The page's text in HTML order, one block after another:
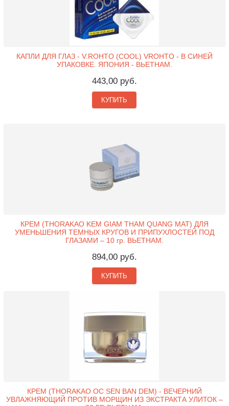
КАПЛИ ДЛЯ ГЛАЗ - V.ROHTO (COOL) VROHTO - В СИНЕЙ
УПАКОВКЕ. ЯПОНИЯ - ВЬЕТНАМ.
443,00 руб.
КУПИТЬ
КРЕМ (THORAKAO KEM GIAM THAM QUANG MAT) ДЛЯ
УМЕНЬШЕНИЯ ТЕМНЫХ КРУГОВ И ПРИПУХЛОСТЕЙ ПОД
ГЛАЗАМИ – 10 гр. ВЬЕТНАМ.
894,00 руб.
КУПИТЬ
КРЕМ (THORAKAO OC SEN BAN DEM) - ВЕЧЕРНИЙ
УВЛАЖНЯЮЩИЙ ПРОТИВ МОРЩИН ИЗ ЭКСТРАКТА УЛИТОК –